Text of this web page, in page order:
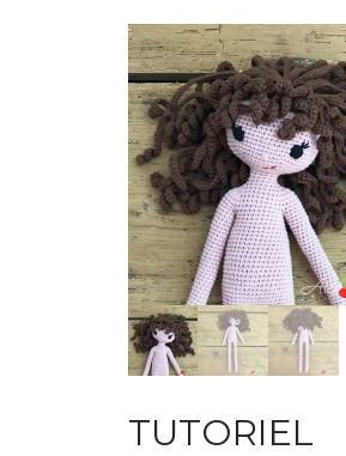
AUTONOMISATION
LIVRE D’OR
0
TUTORIEL